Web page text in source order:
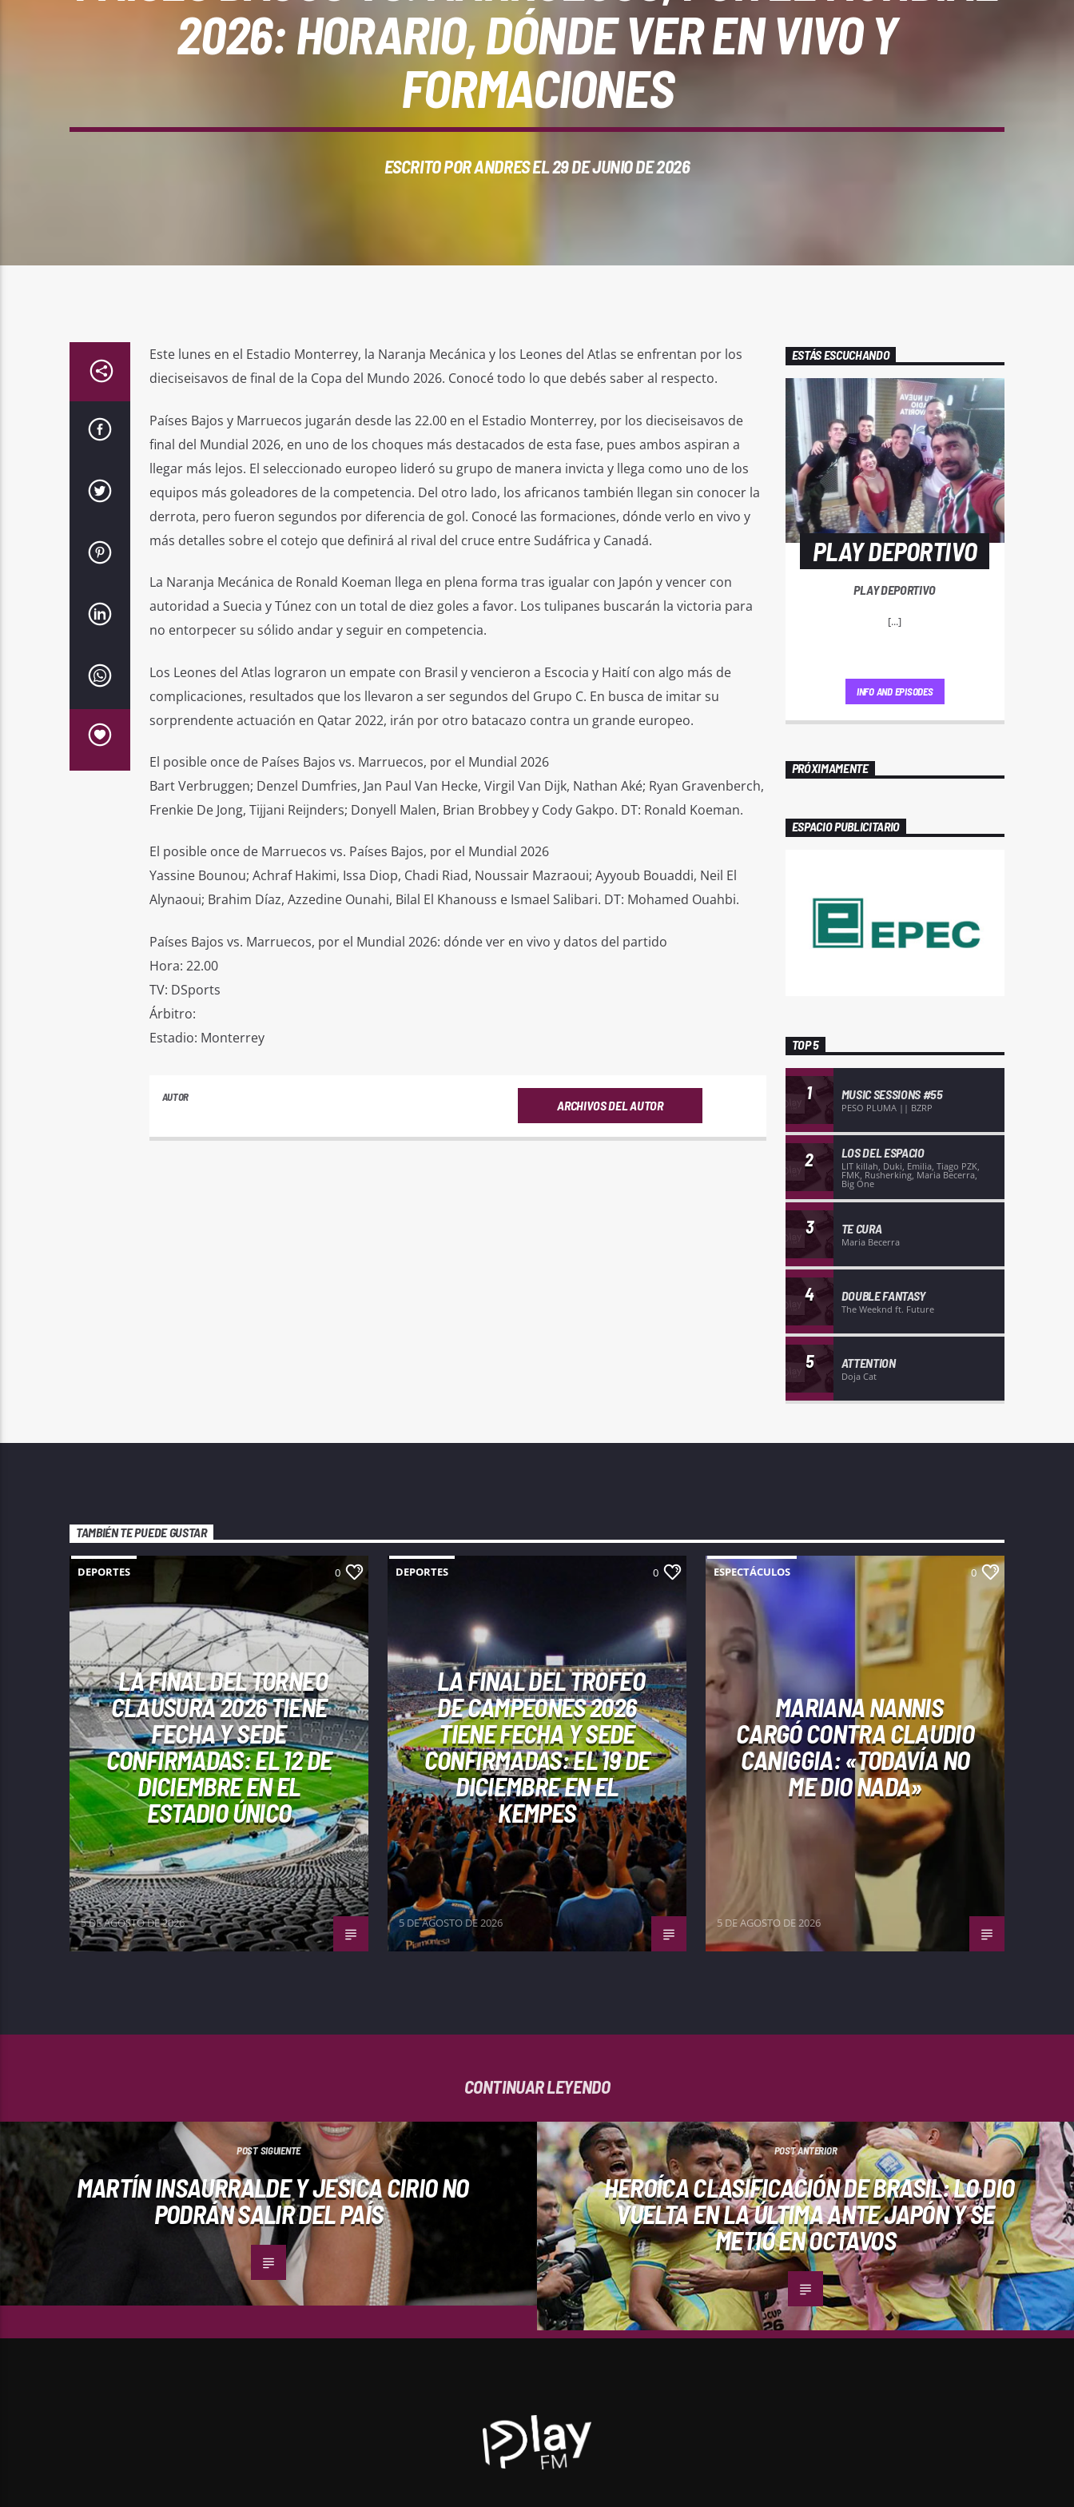
2026: HORARIO, DÓNDE VER EN VIVO Y
FORMACIONES
ESCRITO PORANDRESEL 29 DE JUNIO DE 2026
Este lunes en el Estadio Monterrey, la Naranja Mecánica y los Leones del Atlas se enfrentan por los
dieciseisavos de final de la Copa del Mundo 2026. Conocé todo lo que debés saber al respecto.
Países Bajos y Marruecos jugarán desde las 22.00 en el Estadio Monterrey, por los dieciseisavos de
final del Mundial 2026, en uno de los choques más destacados de esta fase, pues ambos aspiran a
llegar más lejos. El seleccionado europeo lideró su grupo de manera invicta y llega como uno de los
equipos más goleadores de la competencia. Del otro lado, los africanos también llegan sin conocer la
derrota, pero fueron segundos por diferencia de gol. Conocé las formaciones, dónde verlo en vivo y
más detalles sobre el cotejo que definirá al rival del cruce entre Sudáfrica y Canadá.
La Naranja Mecánica de Ronald Koeman llega en plena forma tras igualar con Japón y vencer con
autoridad a Suecia y Túnez con un total de diez goles a favor. Los tulipanes buscarán la victoria para
no entorpecer su sólido andar y seguir en competencia.
Los Leones del Atlas lograron un empate con Brasil y vencieron a Escocia y Haití con algo más de
complicaciones, resultados que los llevaron a ser segundos del Grupo C. En busca de imitar su
sorprendente actuación en Qatar 2022, irán por otro batacazo contra un grande europeo.
El posible once de Países Bajos vs. Marruecos, por el Mundial 2026
Bart Verbruggen; Denzel Dumfries, Jan Paul Van Hecke, Virgil Van Dijk, Nathan Aké; Ryan Gravenberch,
Frenkie De Jong, Tijjani Reijnders; Donyell Malen, Brian Brobbey y Cody Gakpo. DT: Ronald Koeman.
El posible once de Marruecos vs. Países Bajos, por el Mundial 2026
Yassine Bounou; Achraf Hakimi, Issa Diop, Chadi Riad, Noussair Mazraoui; Ayyoub Bouaddi, Neil El
Alynaoui; Brahim Díaz, Azzedine Ounahi, Bilal El Khanouss e Ismael Salibari. DT: Mohamed Ouahbi.
Países Bajos vs. Marruecos, por el Mundial 2026: dónde ver en vivo y datos del partido
Hora: 22.00
TV: DSports
Árbitro:
Estadio: Monterrey
AUTOR
ARCHIVOS DEL AUTOR
ESTÁS ESCUCHANDO
PLAY DEPORTIVO
PLAY DEPORTIVO
[...]
INFO AND EPISODES
PRÓXIMAMENTE
ESPACIO PUBLICITARIO
TOP 5
1 MUSIC SESSIONS #55
PESO PLUMA || BZRP
2 LOS DEL ESPACIO
LIT killah, Duki, Emilia, Tiago PZK,
FMK, Rusherking, Maria Becerra,
Big One
3 TE CURA
Maria Becerra
4 DOUBLE FANTASY
The Weeknd ft. Future
5 ATTENTION
Doja Cat
TAMBIÉN TE PUEDE GUSTAR
DEPORTES 0
LA FINAL DEL TORNEO
CLAUSURA 2026 TIENE
FECHA Y SEDE
CONFIRMADAS: EL 12 DE
DICIEMBRE EN EL
ESTADIO ÚNICO
5 DE AGOSTO DE 2026
DEPORTES 0
LA FINAL DEL TROFEO
DE CAMPEONES 2026
TIENE FECHA Y SEDE
CONFIRMADAS: EL 19 DE
DICIEMBRE EN EL
KEMPES
5 DE AGOSTO DE 2026
ESPECTÁCULOS 0
MARIANA NANNIS
CARGÓ CONTRA CLAUDIO
CANIGGIA: «TODAVÍA NO
ME DIO NADA»
5 DE AGOSTO DE 2026
CONTINUAR LEYENDO
POST SIGUIENTE
MARTÍN INSAURRALDE Y JESICA CIRIO NO
PODRÁN SALIR DEL PAÍS
POST ANTERIOR
HEROÍCA CLASIFICACIÓN DE BRASIL: LO DIO
VUELTA EN LA ÚLTIMA ANTE JAPÓN Y SE
METIÓ EN OCTAVOS